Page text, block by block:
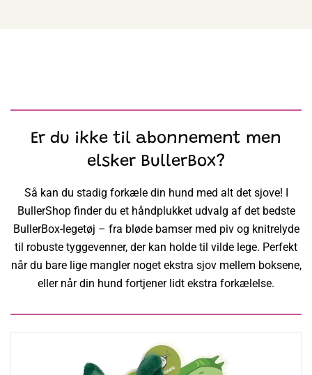
Er du ikke til abonnement men
elsker BullerBox?
Så kan du stadig forkæle din hund med alt det sjove! I
BullerShop finder du et håndplukket udvalg af det bedste
BullerBox-legetøj – fra bløde bamser med piv og knitrelyde
til robuste tyggevenner, der kan holde til vilde lege. Perfekt
når du bare lige mangler noget ekstra sjov mellem boksene,
eller når din hund fortjener lidt ekstra forkælelse.